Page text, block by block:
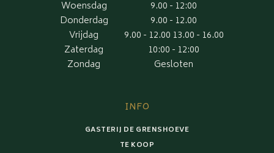
Woensdag
9.00 - 12:00
Donderdag
9.00 - 12.00
Vrijdag
9.00 - 12.00 13.00 - 16.00
Zaterdag
10:00 - 12:00
Zondag
Gesloten
INFO
GASTERIJ DE GRENSHOEVE
TE KOOP